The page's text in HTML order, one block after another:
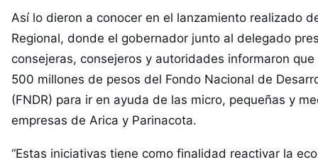
Así lo dieron a conocer en el lanzamiento realizado
Regional, donde el gobernador junto al delegado
consejeras, consejeros y autoridades informaron
500 millones de pesos del Fondo Nacional de
(FNDR) para ir en ayuda de las micro, pequeñas y
empresas de Arica y Parinacota.
“Estas iniciativas tiene como finalidad reactivar la